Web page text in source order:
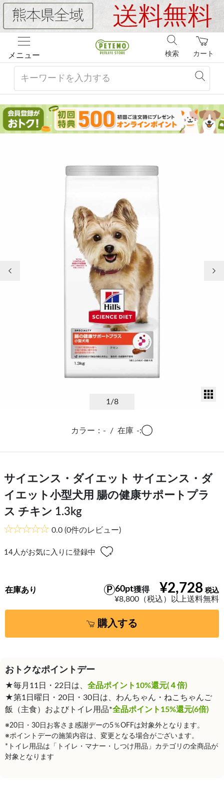
メニュー カート
検索
1/8
カラー：- / 在庫 -:◯
サイエンス・ダイエット サイエンス・ダ
イエット小型犬用 腸の健康サポートプラ
ス チキン 1.3kg
0.0 (0件のレビュー)
14 人がお気に入りに登録中
¥2,728
60pt獲得
¥8,800（税込）以上送料無料
在庫あり
購入する
おトクなポイントデー
★毎月11日・22日は、 全品ポイント10%還元(４倍)
★第1日曜日・20日・30日は、わんちゃん・ねこちゃんご
飯（主食）およびトイレ用品*全品ポイント15%還元(6倍)
※20日・30日お客さま感謝デーの5％OFFは対象外となります。
※ポイントデーの施策内容は、変更となる場合がございます。
*トイレ用品は「トイレ・マナー・しつけ用品」カテゴリの全商品が
対象となります